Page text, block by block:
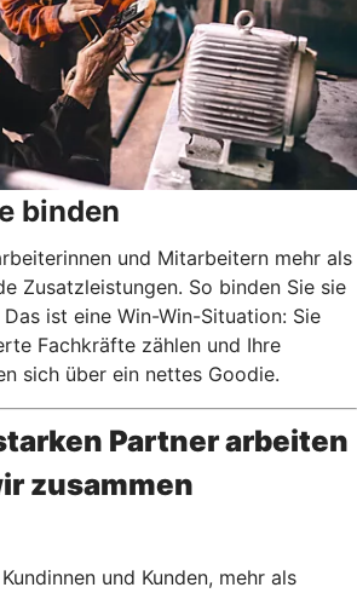
binden
und Mitarbeitern mehr als
Zusatzleistungen. So binden Sie sie
ist eine Win-Win-Situation: Sie
Fachkräfte zählen und Ihre
sich über ein nettes Goodie.
Partner arbeiten
zusammen
und Kunden, mehr als